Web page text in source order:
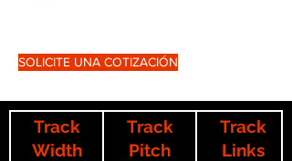
SOLICITE UNA COTIZACIÓN
Track
Width
Track
Pitch
Track
Links